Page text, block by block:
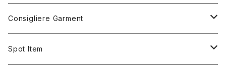
STERLING SILVER
BRASS&SILVER PLATED
BRACELET
STERLING SILVER&BEADS
HAIR BAND
RING
10K GOLD
PENDANT
Consigliere Garment
Shirt
Spot Item